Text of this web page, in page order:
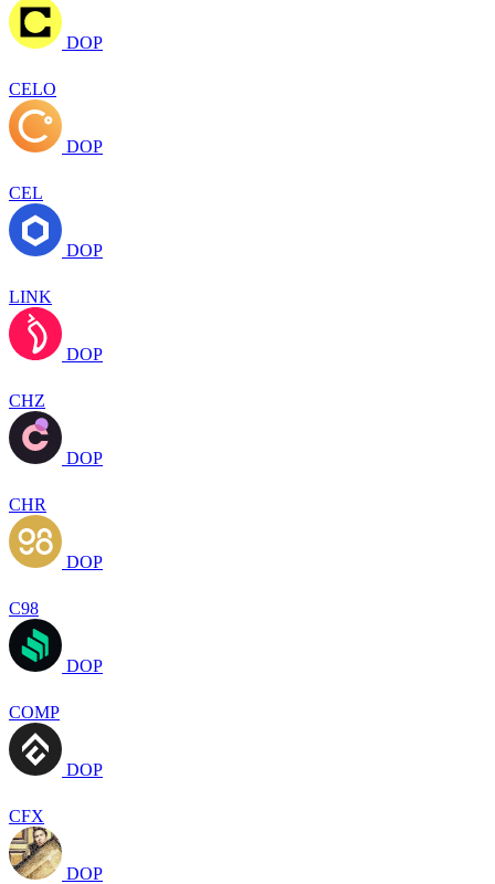
DOP
CELO
DOP
CEL
DOP
LINK
DOP
CHZ
DOP
CHR
DOP
C98
DOP
COMP
DOP
CFX
DOP